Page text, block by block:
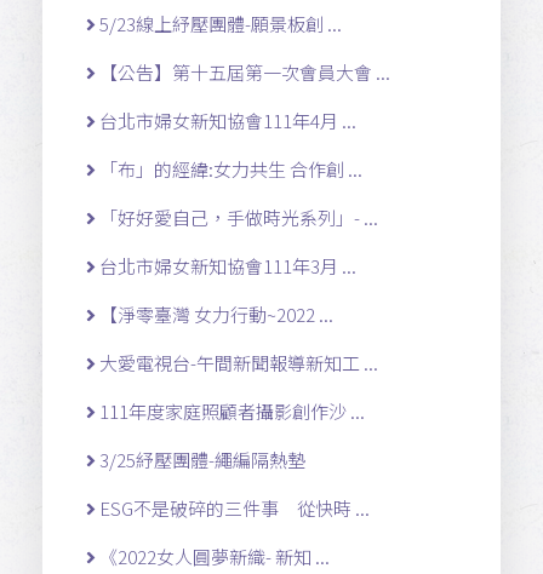
5/23線上紓壓團體-願景板創 ...
【公告】第十五屆第一次會員大會 ...
台北市婦女新知協會111年4月 ...
「布」的經緯:女力共生 合作創 ...
「好好愛自己，手做時光系列」- ...
台北市婦女新知協會111年3月 ...
【淨零臺灣 女力行動~2022 ...
大愛電視台-午間新聞報導新知工 ...
111年度家庭照顧者攝影創作沙 ...
3/25紓壓團體-繩編隔熱墊
ESG不是破碎的三件事 從快時 ...
《2022女人圓夢新織- 新知 ...